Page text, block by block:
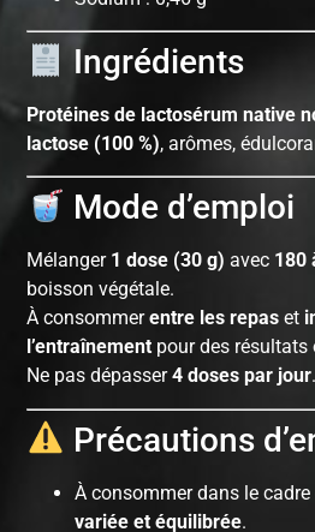
Ingrédients
Protéines de lactosérum native
lactose (100 %), arômes,
Mode d’emploi
Mélanger 1 dose (30 g) avec 180
boisson végétale.
À consommerentre les repas et
l’entraînement pour des résultats
Ne pas dépasser4 doses par jour.
Précautions
À consommer dans le cadre
variée et équilibrée.